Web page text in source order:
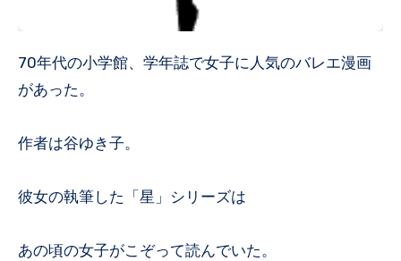
70年代の小学館、学年誌で女子に人気のバレエ漫画
があった。
作者は谷ゆき子。
彼女の執筆した「星」シリーズは
あの頃の女子がこぞって読んでいた。